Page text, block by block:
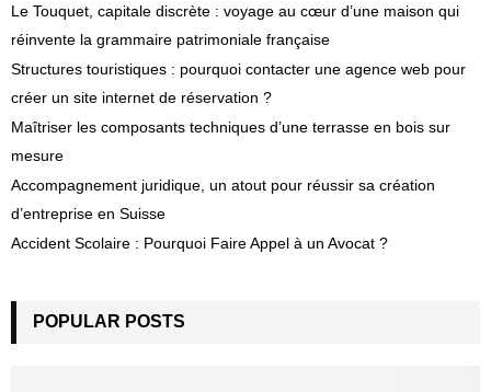
Le Touquet, capitale discrète : voyage au cœur d’une maison qui
réinvente la grammaire patrimoniale française
Structures touristiques : pourquoi contacter une agence web pour
créer un site internet de réservation ?
Maîtriser les composants techniques d’une terrasse en bois sur
mesure
Accompagnement juridique, un atout pour réussir sa création
d’entreprise en Suisse
Accident Scolaire : Pourquoi Faire Appel à un Avocat ?
POPULAR POSTS